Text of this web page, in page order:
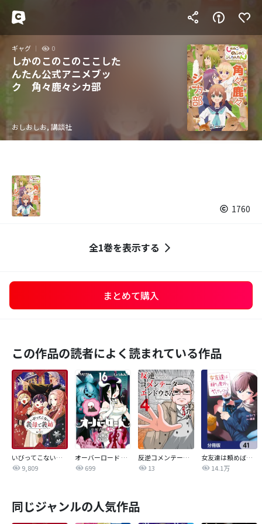
ギャグ 0
しかのこのこのここした
んたん公式アニメブッ
ク 角々鹿々シカ部
おしおしお, 講談社
1760
全1巻を表示する
まとめて購入
この作品の読者によく読まれている作品
いびってこない義母と義姉
9,809
オーバーロード 不死者のOh!
699
反逆コメンテーターエンドウさん
13
女友達は頼めば意外とヤらせてくれる【分冊版】
14.1万
同じジャンルの人気作品